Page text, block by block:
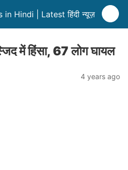
Hindi | Latest हिंदी न्यूज़
में हिंसा, 67 लोग घायल
4 years ago